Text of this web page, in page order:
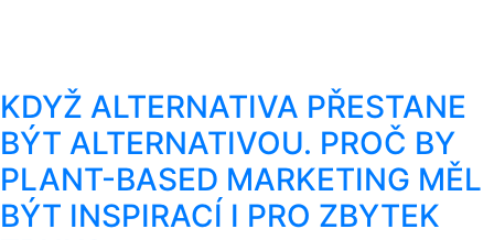
KDYŽ ALTERNATIVA PŘESTANE
BÝT ALTERNATIVOU. PROČ BY
PLANT-BASED MARKETING MĚL
BÝT INSPIRACÍ I PRO ZBYTEK